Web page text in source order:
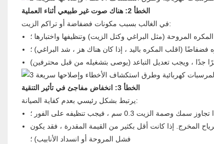
الخطأ 2: هناك صوت غير طبيعي أثناء العملية
في الغالب بسبب مكونات فضفاضة أو تراكم الزيت:
المروحة (مثل البراغي وكتل الزيت) وتنظيفها واختبارها ؛
فضفاضًا (اقلب المكره باليد ، إذا كان هناك هز ، شد البراغي) ؛
الخطأ 3: انخفاض مفاجئ في تأثير التنقية
يرتبط بشكل رئيسي بعدم كفاية الصيانة:
سم ، فيجب تنظيفه على الفور ؛
المخرج. إذا كانت أقل بكثير من القيمة المقدرة ، فقد يكون
فشل المروحة أو انسداد الأنابيب) ؛